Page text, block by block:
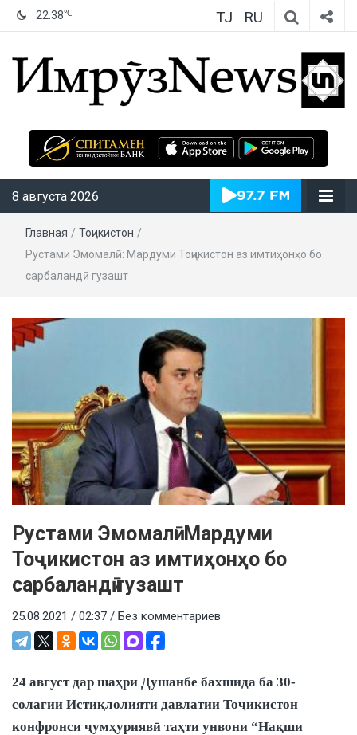
22.38℃ TJ RU
ИмрӯзNews
8 августа 2026
Главная / Тоҷикистон /
Рустами Эмомалӣ: Мардуми Тоҷикистон аз имтиҳонҳо бо
сарбаландӣ гузашт
Рустами Эмомалӣ: Мардуми
Тоҷикистон аз имтиҳонҳо бо
сарбаландӣ гузашт
25.08.2021 / 02:37 / Без комментариев
24 август дар шаҳри Душанбе бахшида ба 30-
солагии Истиқлолияти давлатии Тоҷикистон
конфронси ҷумҳуриявӣ таҳти унвони “Нақши